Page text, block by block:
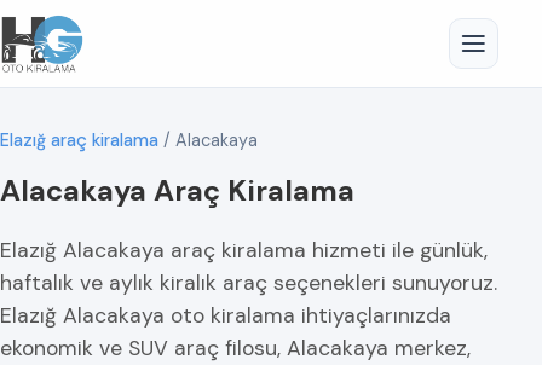
Elazığ araç kiralama / Alacakaya
Alacakaya Araç Kiralama
Elazığ Alacakaya araç kiralama hizmeti ile günlük,
haftalık ve aylık kiralık araç seçenekleri sunuyoruz.
Elazığ Alacakaya oto kiralama ihtiyaçlarınızda
ekonomik ve SUV araç filosu, Alacakaya merkez,